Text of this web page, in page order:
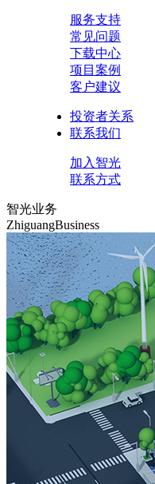
服务支持
常见问题
下载中心
项目案例
客户建议
投资者关系
联系我们
加入智光
联系方式
智光业务
ZhiguangBusiness